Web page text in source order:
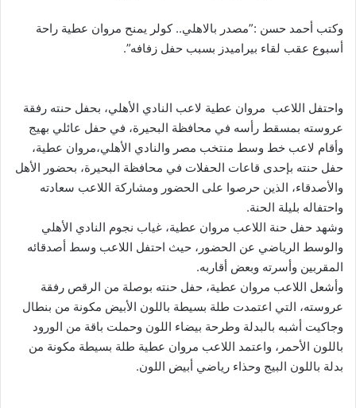
وكتب أحمد حسن :”مصدر بالاهلي.. كولر يمنح مروان عطية راحة
أسبوع عقب لقاء بيراميدز بسبب حفل زفافه”.
واحتفل اللاعب مروان عطية لاعب النادي الأهلي، بحفل حنته رفقة
عروسته بمسقط رأسه في محافظة البحيرة، في حفل عائلي بهيج
وأقام لاعب خط وسط منتخب مصر والنادي الأهلي،مروان عطية،
حفل حنته بإحدى قاعات الحفلات في محافظة البحيرة، بحضور الأهل
والأصدقاء، الذين حرصوا على الحضور ومشاركة اللاعب سعادته
واحتفاله بليلة الحنة.
وشهد حفل حنة اللاعب مروان عطية، غياب نجوم النادي الأهلي
والوسط الرياضي عن الحضور، حيث احتفل اللاعب وسط أصدقائه
المقربين وأسرته وبعض أقاربه.
وأشعل اللاعب مروان عطية، حفل حنته بوصلة من الرقص رفقة
عروسته، التي اعتمدت طلة بسيطة باللون الأبيض مكونة من بنطال
وجاكيت أشبه بالبدلة وطرحة بيضاء اللون وحملت باقة من الورود
باللون الأحمر، واعتمد اللاعب مروان عطية طلة بسيطة مكونة من
بدلة باللون البيج وحذاء رياضي أبيض اللون.